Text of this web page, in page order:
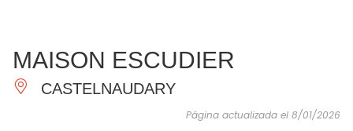
IMPRESCINDIBLES
HACER
INSPIRACIONES
MAISON ESCUDIER
CASTELNAUDARY
Página actualizada el 8/01/2026